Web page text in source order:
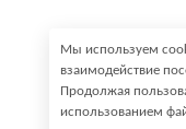
Мы используем
взаимодействие
Продолжая
использованием